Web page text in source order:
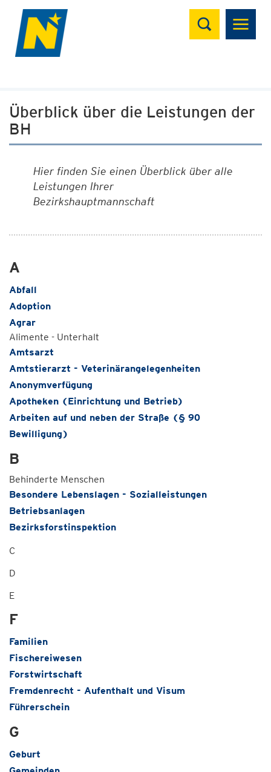
Suchen
Überblick über die Leistungen der
BH
Hier finden Sie einen Überblick über alle
Leistungen Ihrer
Bezirkshauptmannschaft
A
Abfall
Adoption
Agrar
Alimente - Unterhalt
Amtsarzt
Amtstierarzt - Veterinärangelegenheiten
Anonymverfügung
Apotheken (Einrichtung und Betrieb)
Arbeiten auf und neben der Straße (§ 90
Bewilligung)
B
Behinderte Menschen
Besondere Lebenslagen - Sozialleistungen
Betriebsanlagen
Bezirksforstinspektion
C
D
E
F
Familien
Fischereiwesen
Forstwirtschaft
Fremdenrecht - Aufenthalt und Visum
Führerschein
G
Geburt